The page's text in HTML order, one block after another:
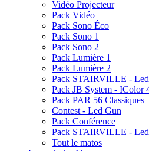
Vidéo Projecteur
Pack Vidéo
Pack Sono Éco
Pack Sono 1
Pack Sono 2
Pack Lumière 1
Pack Lumière 2
Pack STAIRVILLE -
Pack JB System - IColor
Pack PAR 56 Classiques
Contest - Led Gun
Pack Conférence
Pack STAIRVILLE -
Tout le matos